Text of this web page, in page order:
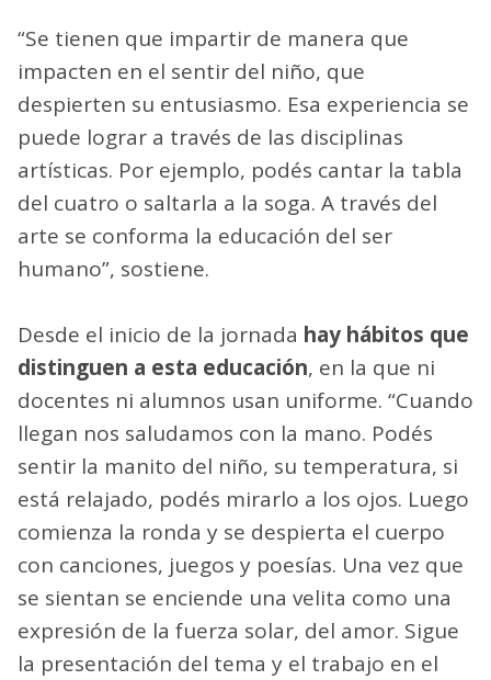
“Se tienen que impartir de manera que
impacten en el sentir del niño, que
despierten su entusiasmo. Esa experiencia se
puede lograr a través de las disciplinas
artísticas. Por ejemplo, podés cantar la tabla
del cuatro o saltarla a la soga. A través del
arte se conforma la educación del ser
humano”, sostiene.
Desde el inicio de la jornada hay hábitos que
distinguen a esta educación, en la que ni
docentes ni alumnos usan uniforme. “Cuando
llegan nos saludamos con la mano. Podés
sentir la manito del niño, su temperatura, si
está relajado, podés mirarlo a los ojos. Luego
comienza la ronda y se despierta el cuerpo
con canciones, juegos y poesías. Una vez que
se sientan se enciende una velita como una
expresión de la fuerza solar, del amor. Sigue
la presentación del tema y el trabajo en el